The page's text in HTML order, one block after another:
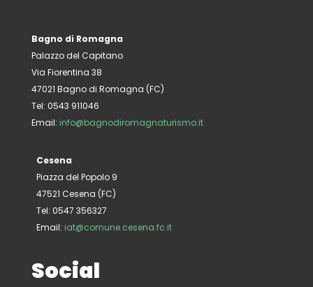
Bagno di Romagna
Palazzo del Capitano
Via Fiorentina 38
47021 Bagno di Romagna (FC)
Tel: 0543 911046
Email: info@bagnodiromagnaturismo.it
Cesena
Piazza del Popolo 9
47521 Cesena (FC)
Tel: 0547 356327
Email: iat@comune.cesena.fc.it
Social